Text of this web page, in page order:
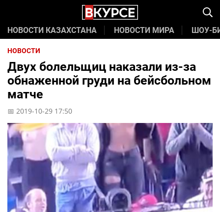
НОВОСТИ КАЗАХСТАНА НОВОСТИ МИРА ШОУ-
НОВОСТИ
Двух болельщиц наказали из-за
обнаженной груди на бейсбольном
матче
📅 2019-10-29 17:50